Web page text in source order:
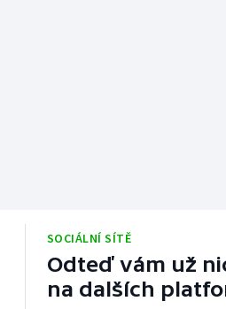
SOCIÁLNÍ SÍTĚ
Odteď vám už
na dalších